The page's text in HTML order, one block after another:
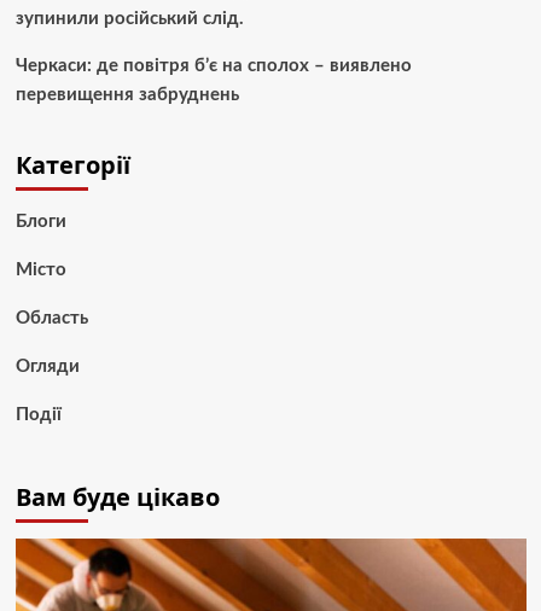
зупинили російський слід.
Черкаси: де повітря б’є на сполох – виявлено
перевищення забруднень
Категорії
Блоги
Місто
Область
Огляди
Події
Вам буде цікаво